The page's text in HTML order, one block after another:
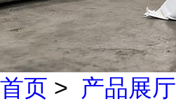
首页 > 产品展厅